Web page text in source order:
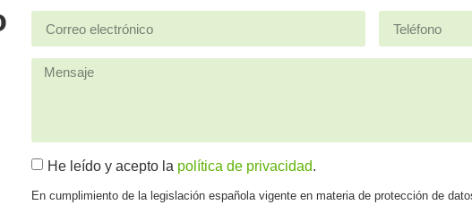
He leído y acepto la política de privacidad.
En cumplimiento de la legislación española vigente en materia de protección de